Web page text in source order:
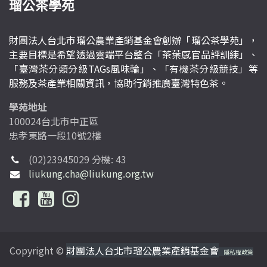
瑠公茶學苑
財團法人台北市瑠公農業產銷基金會創辦「瑠公茶學苑」，
主要目標是希望透過雲端平台整合「茶葉感官品評訓練」、
「臺灣茶分類分級TAGs風味輪」、「有機茶分級競技」等
服務及茶產業相關資訊，協助行銷推廣臺灣特色茶。
學苑地址
100024台北市中正區
忠孝東路一段10號2樓
(02)23945029 分機: 43
liukung.cha@liukung.org.tw
Copyright © 財團法人台北市瑠公農業產銷基金會 隱私權政策